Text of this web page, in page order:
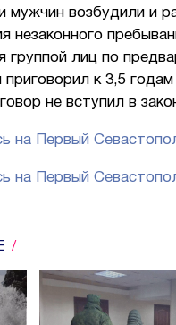
мужчин возбудили и
незаконного
группой лиц по
приговорил к 3,5
не вступил в
на Первый
на Первый